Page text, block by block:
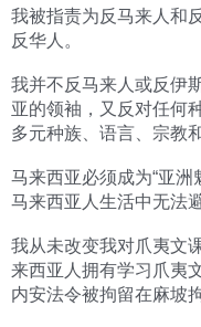
我被指责为反马来人和
反华人。
我并不反马来人或反伊
亚的领袖，又反对任何
多元种族、语言、宗教
马来西亚必须成为“亚
马来西亚人生活中无法
我从未改变我对爪夷文
来西亚人拥有学习爪夷
内安法令被拘留在麻坡